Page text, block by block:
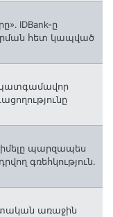
IDBank-ը
հետ կապված
պատգամավոր
պարզապես
գռեհկություն.
առաջին